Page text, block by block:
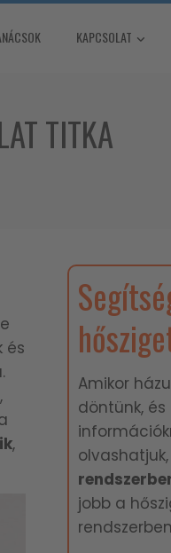
KAPCSOLAT
TITKA
és
,
Amikor
döntünk,
jobb a